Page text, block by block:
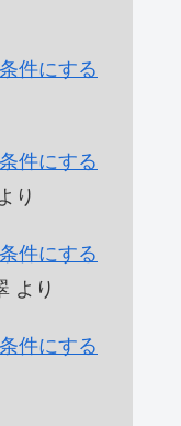
件にする
件にする
り
件にする
より
件にする